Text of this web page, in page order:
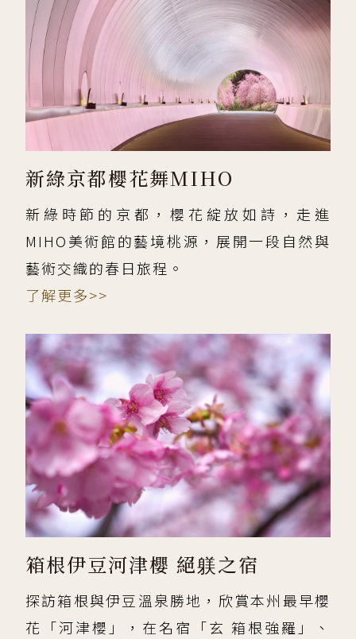
新綠京都櫻花舞MIHO
新綠時節的京都，櫻花綻放如詩，走進
MIHO美術館的藝境桃源，展開一段自然與
藝術交織的春日旅程。
了解更多>>
箱根伊豆河津櫻 絕躾之宿
探訪箱根與伊豆溫泉勝地，欣賞本州最早櫻
花「河津櫻」，在名宿「玄 箱根強羅」、